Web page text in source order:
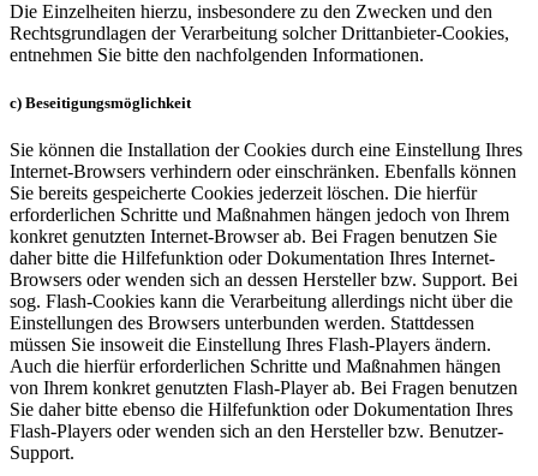
Die Einzelheiten hierzu, insbesondere zu den Zwecken und den
Rechtsgrundlagen der Verarbeitung solcher Drittanbieter-Cookies,
entnehmen Sie bitte den nachfolgenden Informationen.
c) Beseitigungsmöglichkeit
Sie können die Installation der Cookies durch eine Einstellung Ihres
Internet-Browsers verhindern oder einschränken. Ebenfalls können
Sie bereits gespeicherte Cookies jederzeit löschen. Die hierfür
erforderlichen Schritte und Maßnahmen hängen jedoch von Ihrem
konkret genutzten Internet-Browser ab. Bei Fragen benutzen Sie
daher bitte die Hilfefunktion oder Dokumentation Ihres Internet-
Browsers oder wenden sich an dessen Hersteller bzw. Support. Bei
sog. Flash-Cookies kann die Verarbeitung allerdings nicht über die
Einstellungen des Browsers unterbunden werden. Stattdessen
müssen Sie insoweit die Einstellung Ihres Flash-Players ändern.
Auch die hierfür erforderlichen Schritte und Maßnahmen hängen
von Ihrem konkret genutzten Flash-Player ab. Bei Fragen benutzen
Sie daher bitte ebenso die Hilfefunktion oder Dokumentation Ihres
Flash-Players oder wenden sich an den Hersteller bzw. Benutzer-
Support.